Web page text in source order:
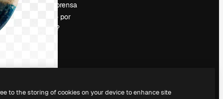
Sala de imprensa
Procurando por
magnific.ai?
to the storing of cookies on your device to enhance site